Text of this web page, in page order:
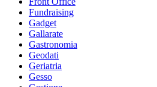
Fundraising
Gadget
Gallarate
Gastronomia
Geodati
Geriatria
Gesso